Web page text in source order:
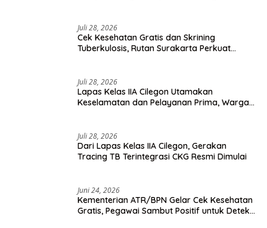
Juli 28, 2026
Cek Kesehatan Gratis dan Skrining
Tuberkulosis, Rutan Surakarta Perkuat
Juli 28, 2026
Lapas Kelas IIA Cilegon Utamakan
Keselamatan dan Pelayanan Prima, Warga
Juli 28, 2026
Dari Lapas Kelas IIA Cilegon, Gerakan
Tracing TB Terintegrasi CKG Resmi Dimulai
Juni 24, 2026
Kementerian ATR/BPN Gelar Cek Kesehatan
Gratis, Pegawai Sambut Positif untuk Deteksi